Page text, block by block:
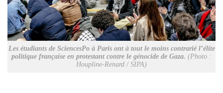
Les étudiants de SciencesPo à Paris ont à tout le moins contrarié l’élite
politique française en protestant contre le génocide de Gaza. (Photo :
Houpline-Renard / SIPA)